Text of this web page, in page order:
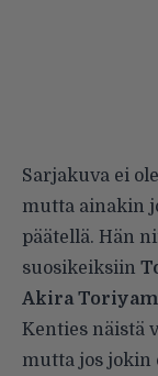
Sarjakuva ei
mutta ainakin
päätellä. Hän
suosikeiksiin
Akira
Kenties näistä
mutta jos jokin